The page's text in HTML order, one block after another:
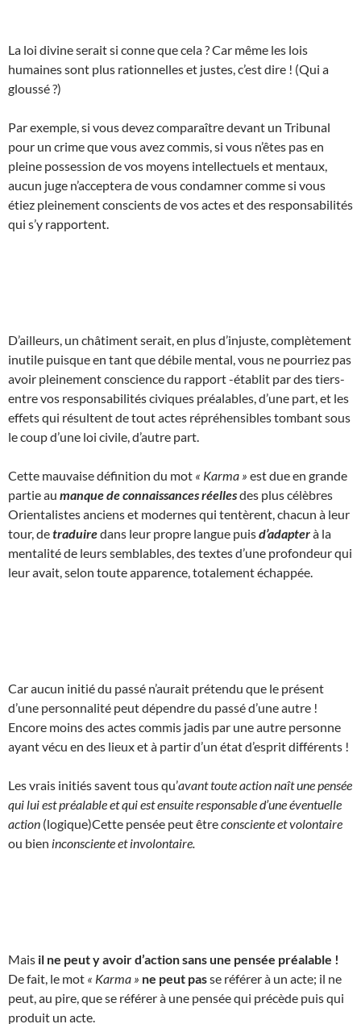
La loi divine serait si conne que cela ? Car même les lois
humaines sont plus rationnelles et justes, c’est dire ! (Qui a
gloussé ?)
Par exemple, si vous devez comparaître devant un Tribunal
pour un crime que vous avez commis, si vous n’êtes pas en
pleine possession de vos moyens intellectuels et mentaux,
aucun juge n’acceptera de vous condamner comme si vous
étiez pleinement conscients de vos actes et des responsabilités
qui s’y rapportent.
D’ailleurs, un châtiment serait, en plus d’injuste, complètement
inutile puisque en tant que débile mental, vous ne pourriez pas
avoir pleinement conscience du rapport -établit par des tiers-
entre vos responsabilités civiques préalables, d’une part, et les
effets qui résultent de tout actes répréhensibles tombant sous
le coup d’une loi civile, d’autre part.
Cette mauvaise définition du mot « Karma » est due en grande
partie au manque de connaissances réellesdes plus célèbres
Orientalistes anciens et modernes qui tentèrent, chacun à leur
tour, detraduiredans leur propre langue puisd’adapterà la
mentalité de leurs semblables, des textes d’une profondeur qui
leur avait, selon toute apparence, totalement échappée.
Car aucun initié du passé n’aurait prétendu que le présent
d’une personnalité peut dépendre du passé d’une autre !
Encore moins des actes commis jadis par une autre personne
ayant vécu en des lieux et à partir d’un état d’esprit différents !
Les vrais initiés savent tous qu’avant toute action naît une pensée
qui lui est préalable et qui est ensuite responsable d’une éventuelle
action (logique)Cette pensée peut êtreconsciente et volontaire
ou bien inconsciente et involontaire.
Mais il ne peut y avoir d’action sans une pensée préalable !
De fait, le mot « Karma » ne peut passe référer à un acte; il ne
peut, au pire, que se référer à une pensée qui précède puis qui
produit un acte.